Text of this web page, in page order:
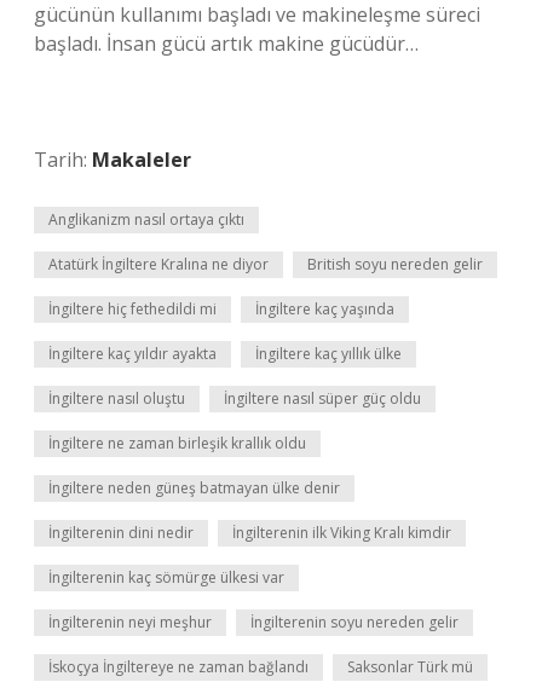
gücünün kullanımı başladı ve makineleşme süreci
başladı. İnsan gücü artık makine gücüdür…
Tarih: Makaleler
Anglikanizm nasıl ortaya çıktı
Atatürk İngiltere Kralına ne diyor British soyu nereden gelir
İngiltere hiç fethedildi mi İngiltere kaç yaşında
İngiltere kaç yıldır ayakta İngiltere kaç yıllık ülke
İngiltere nasıl oluştu İngiltere nasıl süper güç oldu
İngiltere ne zaman birleşik krallık oldu
İngiltere neden güneş batmayan ülke denir
İngilterenin dini nedir İngilterenin ilk Viking Kralı kimdir
İngilterenin kaç sömürge ülkesi var
İngilterenin neyi meşhur İngilterenin soyu nereden gelir
İskoçya İngiltereye ne zaman bağlandı Saksonlar Türk mü